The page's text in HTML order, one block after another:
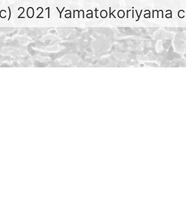
2021 Yamatokoriyama